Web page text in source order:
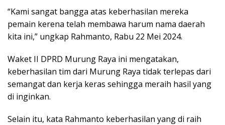
“Kami sangat bangga atas keberhasilan mereka
pemain kerena telah membawa harum nama daerah
kita ini,” ungkap Rahmanto, Rabu 22 Mei 2024.
Waket II DPRD Murung Raya ini mengatakan,
keberhasilan tim dari Murung Raya tidak terlepas dari
semangat dan kerja keras sehingga meraih hasil yang
di inginkan.
Selain itu, kata Rahmanto keberhasilan yang di raih